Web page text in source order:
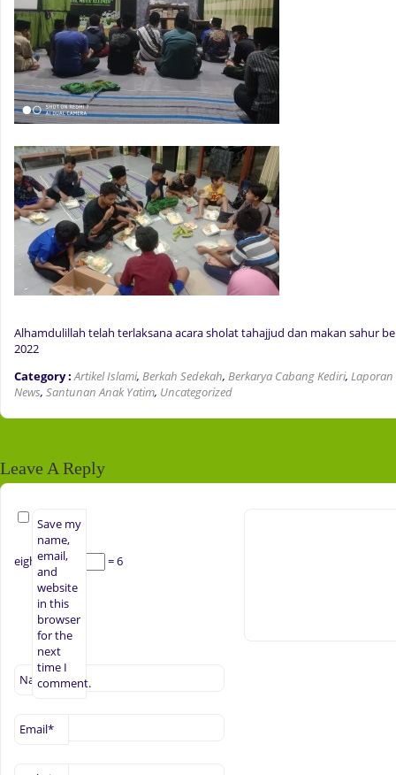
Alhamdulillah telah terlaksana acara sholat tahajjud dan makan sahur
2022
Category : Artikel Islami, Berkah Sedekah, Berkarya Cabang Kediri, Laporan
News, Santunan Anak Yatim, Uncategorized
Leave A Reply
Name*
Email*
Save my
name,
email,
and
website
in this
browser
for the
next
time I
comment.
eight − = 6